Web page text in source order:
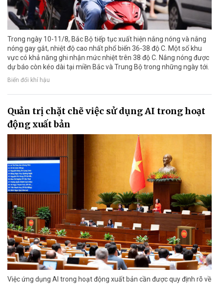
Trong ngày 10-11/8, Bắc Bộ tiếp tục xuất hiện nắng nóng và nắng
nóng gay gắt, nhiệt độ cao nhất phổ biến 36-38 độ C. Một số khu
vực có khả năng ghi nhận mức nhiệt trên 38 độ C. Nắng nóng được
dự báo còn kéo dài tại miền Bắc và Trung Bộ trong những ngày tới.
Biến đổi khí hậu
Quản trị chặt chẽ việc sử dụng AI trong hoạt
động xuất bản
Việc ứng dụng AI trong hoạt động xuất bản cần được quy định rõ về